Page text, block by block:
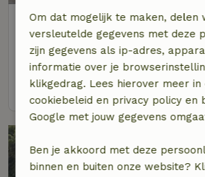
Natuurhuisje in Langewiese
Op 6 km afstand van Winterberg
6 personen 2 slaapkamers
Om dat mogelijk te maken, delen
versleutelde gegevens met deze
zijn gegevens als ip-adres,
informatie over je
klikgedrag. Lees hierover meer in
cookiebeleid en privacy policy en
Google met jouw gegevens
Ben je akkoord met deze
binnen en buiten onze website?